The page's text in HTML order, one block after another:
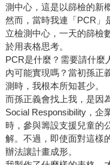
測中心，這是以篩檢的新
然而，當時我連「PCR」
立檢測中心，一天的篩檢
於用表格思考。
PCR是什麼？需要請什麼
內可能實現嗎？當初孫正
測時，我根本所知甚少。
而孫正義會找上我，是因
Social Responsibility，企
時，參與籌設支援兒童的
解。不過，即使面對這樣
辦法讓計畫成形。